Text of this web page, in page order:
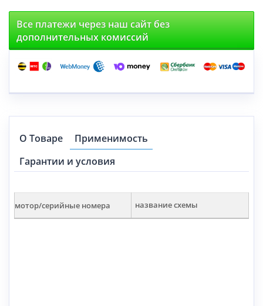
Все платежи через наш сайт без
дополнительных комиссий
О Товаре
Применимость
Гарантии и условия
мотор/серийные номера название схемы